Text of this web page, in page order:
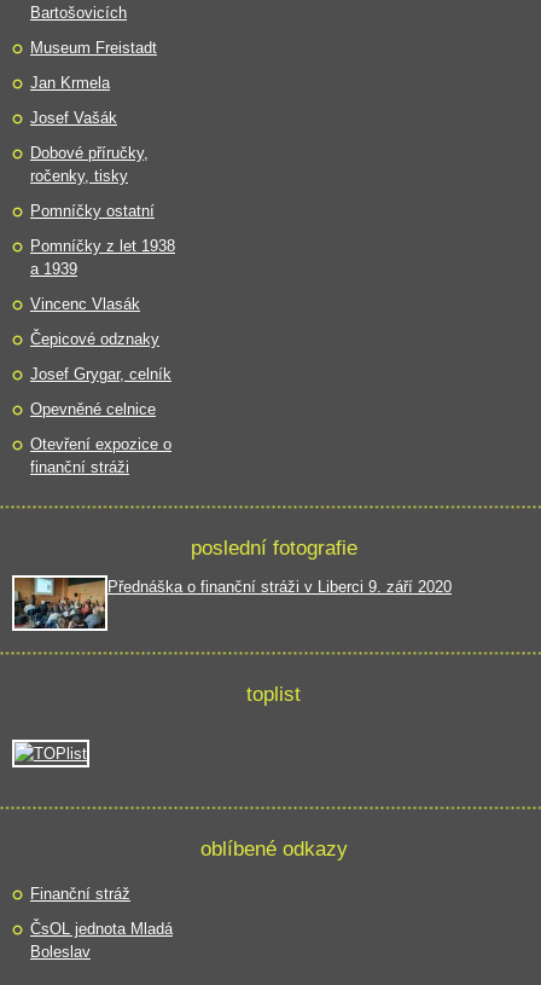
Bartošovicích
Museum Freistadt
Jan Krmela
Josef Vašák
Dobové příručky,
ročenky, tisky
Pomníčky ostatní
Pomníčky z let 1938
a 1939
Vincenc Vlasák
Čepicové odznaky
Josef Grygar, celník
Opevněné celnice
Otevření expozice o
finanční stráži
poslední fotografie
Přednáška o finanční stráži v Liberci 9. září 2020
toplist
oblíbené odkazy
Finanční stráž
ČsOL jednota Mladá
Boleslav